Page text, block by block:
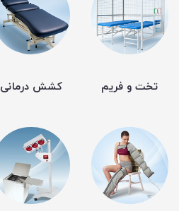
تخت و فریم کشش درمانی